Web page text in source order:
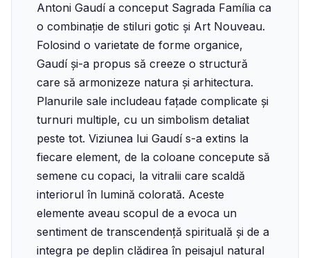
Antoni Gaudí a conceput Sagrada Família ca
o combinație de stiluri gotic și Art Nouveau.
Folosind o varietate de forme organice,
Gaudí și-a propus să creeze o structură
care să armonizeze natura și arhitectura.
Planurile sale includeau fațade complicate și
turnuri multiple, cu un simbolism detaliat
peste tot. Viziunea lui Gaudí s-a extins la
fiecare element, de la coloane concepute să
semene cu copaci, la vitralii care scaldă
interiorul în lumină colorată. Aceste
elemente aveau scopul de a evoca un
sentiment de transcendență spirituală și de a
integra pe deplin clădirea în peisajul natural